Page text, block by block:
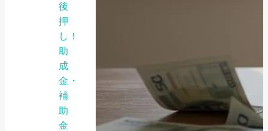
後
押
し！
助
成
金・
補
助
金